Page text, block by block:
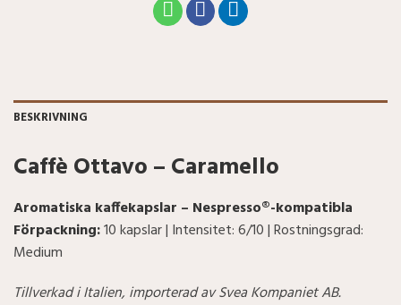
BESKRIVNING
Caffè Ottavo – Caramello
Aromatiska kaffekapslar – Nespresso®-kompatibla
Förpackning:10 kapslar | Intensitet: 6/10 | Rostningsgrad:
Medium
Tillverkad i Italien, importerad av Svea Kompaniet AB.